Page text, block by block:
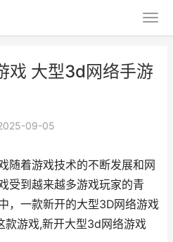
戏 大型3d网络手游
09-05
随着游戏技术的不断发展和网
受到越来越多游戏玩家的青
，一款新开的大型3D网络游戏
款游戏,新开大型3d网络游戏